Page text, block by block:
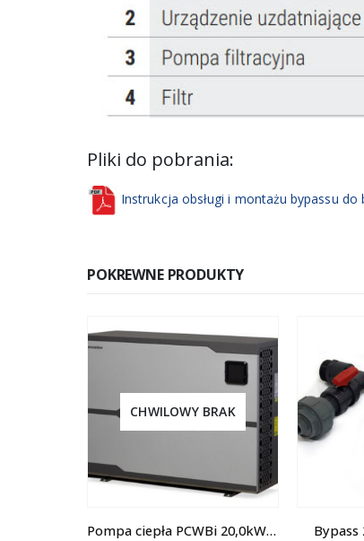
Pliki do pobrania:
Instrukcja obsługi i montażu bypassu do
POKREWNE PRODUKTY
CHWILOWY BRAK
Pompa ciepła PCWBi 20,0kW-B Bypass